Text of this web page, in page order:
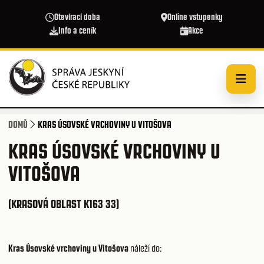
Otevírací doba
Online vstupenky
Info a ceník
Akce
DOMŮ KRAS ÚSOVSKÉ VRCHOVINY U VITOŠOVA
KRAS ÚSOVSKÉ VRCHOVINY U
VITOŠOVA
(KRASOVÁ OBLAST K163 33)
Kras Úsovské vrchoviny u Vitošova náleží do: